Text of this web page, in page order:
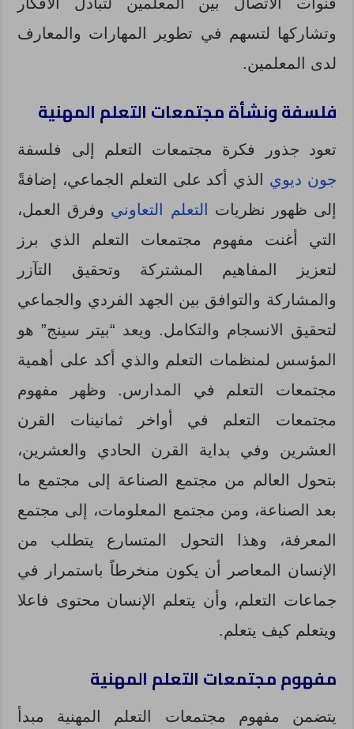
وتشاركها لتسهم في تطوير المهارات والمعارف
لدى المعلمين.
فلسفة ونشأة مجتمعات التعلم المهنية
تعود جذور فكرة مجتمعات التعلم إلى فلسفة
جون ديوي الذي أكد على التعلم الجماعي، إضافةً
إلى ظهور نظريات
التعلم التعاوني وفرق العمل،
التي أغنت مفهوم مجتمعات التعلم الذي برز
لتعزيز المفاهيم المشتركة وتحقيق التآزر
والمشاركة والتوافق بين الجهد الفردي والجماعي
لتحقيق الانسجام والتكامل. ويعد “بيتر سينج” هو
المؤسس لمنظمات التعلم والذي أكد على أهمية
مجتمعات التعلم في المدارس. وظهر مفهوم
مجتمعات التعلم في أواخر ثمانينات القرن
العشرين وفي بداية القرن الحادي والعشرين،
بتحول العالم من مجتمع الصناعة إلى مجتمع ما
بعد الصناعة، ومن مجتمع المعلومات، إلى مجتمع
المعرفة، وهذا التحول المتسارع يتطلب من
الإنسان المعاصر أن يكون منخرطاً باستمرار في
جماعات التعلم، وأن يتعلم الإنسان محتوى فاعلا
ويتعلم كيف يتعلم.
مفهوم مجتمعات التعلم المهنية
يتضمن مفهوم مجتمعات التعلم المهنية مبدأ